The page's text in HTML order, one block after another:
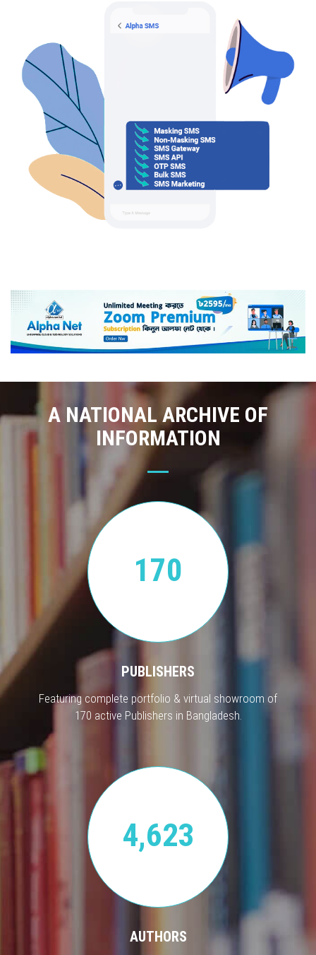
A NATIONAL ARCHIVE OF
INFORMATION
170
PUBLISHERS
Featuring complete portfolio & virtual showroom of
170 active Publishers in Bangladesh.
4,623
AUTHORS